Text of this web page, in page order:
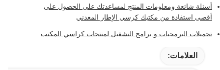
أسئلة شائعة ومعلومات المنتج لمساعدتك على الحصول على
أقصى استفادة من مكتبك كرسي الإطار المعدني
تحميلات البرمجيات و برامج التشغيل لمنتجات كراسي المكتب
العلامات: